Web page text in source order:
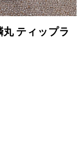
丸 ティップラ